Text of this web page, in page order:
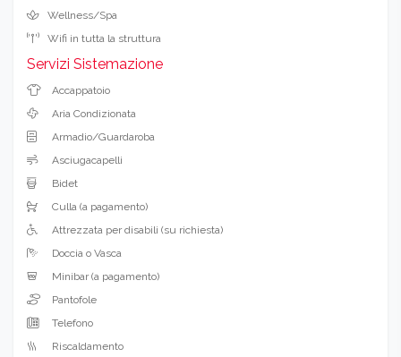
Wellness/Spa
Wifi in tutta la struttura
Servizi Sistemazione
Accappatoio
Aria Condizionata
Armadio/Guardaroba
Asciugacapelli
Bidet
Culla (a pagamento)
Attrezzata per disabili (su richiesta)
Doccia o Vasca
Minibar (a pagamento)
Pantofole
Telefono
Riscaldamento